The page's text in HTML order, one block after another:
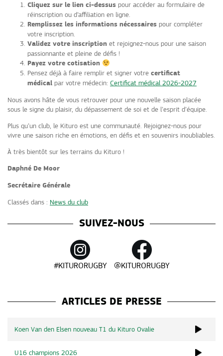
Cliquez sur le lien ci-dessus pour accéder au formulaire de
réinscription ou d’affiliation en ligne.
Remplissez les informations nécessaires pour compléter
votre inscription.
Validez votre inscription et rejoignez-nous pour une saison
passionnante et pleine de défis !
Payez votre cotisation
Pensez déjà à faire remplir et signer votre certificat
médical par votre médecin: Certificat médical 2026-2027
Nous avons hâte de vous retrouver pour une nouvelle saison placée
sous le signe du plaisir, du dépassement de soi et de l’esprit d’équipe.
Plus qu’un club, le Kituro est une communauté. Rejoignez-nous pour
vivre une saison riche en émotions, en défis et en souvenirs inoubliables.
À très bientôt sur les terrains du Kituro !
Daphné De Moor
Secrétaire Générale
Classés dans : News du club
SUIVEZ-NOUS
#KITURORUGBY @KITURORUGBY
ARTICLES DE PRESSE
Koen Van den Elsen nouveau T1 du Kituro Ovalie
U16 champions 2026